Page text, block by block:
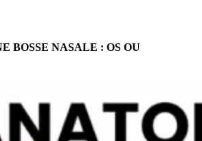
BOSSE NASALE : OS OU